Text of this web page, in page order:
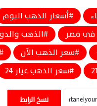
أسعار الذهب اليوم
في مصر
الذهب
سعر الذهب الآن
سعر الذهب عيار 24
نسخ الرابط2026 وعيار 21 يحافظ على مكاسبه